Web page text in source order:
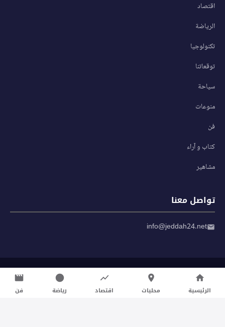
اقتصاد
الرياضة
تكنولوجيا
توقعاتنا
سياحة
منوعات
فن
كتاب و آراء
مشاهير
تواصل معنا
info@jeddah24.net
سياسة الخصوصية
شروط الاستخدام
الرئيسية محليات اقتصاد رياضة فن